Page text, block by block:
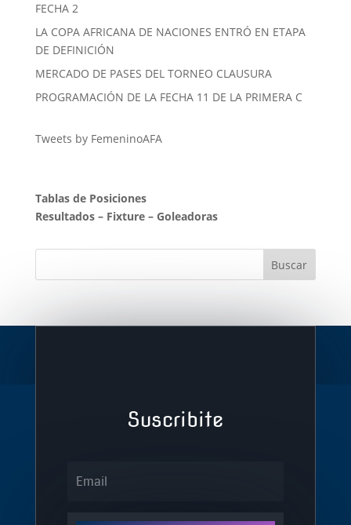
FECHA 2
LA COPA AFRICANA DE NACIONES ENTRÓ EN ETAPA
DE DEFINICIÓN
MERCADO DE PASES DEL TORNEO CLAUSURA
PROGRAMACIÓN DE LA FECHA 11 DE LA PRIMERA C
Tweets by FemeninoAFA
Tablas de Posiciones
Resultados– Fixture– Goleadoras
Suscribite